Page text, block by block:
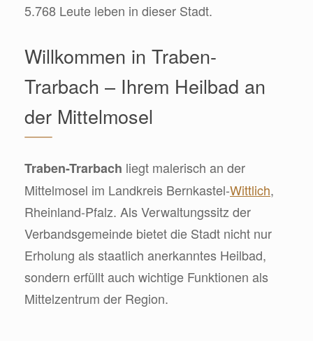
5.768 Leute leben in dieser Stadt.
Willkommen in Traben-
Trarbach – Ihrem Heilbad an
der Mittelmosel
Traben-Trarbach liegt malerisch an der
Mittelmosel im Landkreis Bernkastel-Wittlich,
Rheinland-Pfalz. Als Verwaltungssitz der
Verbandsgemeinde bietet die Stadt nicht nur
Erholung als staatlich anerkanntes Heilbad,
sondern erfüllt auch wichtige Funktionen als
Mittelzentrum der Region.